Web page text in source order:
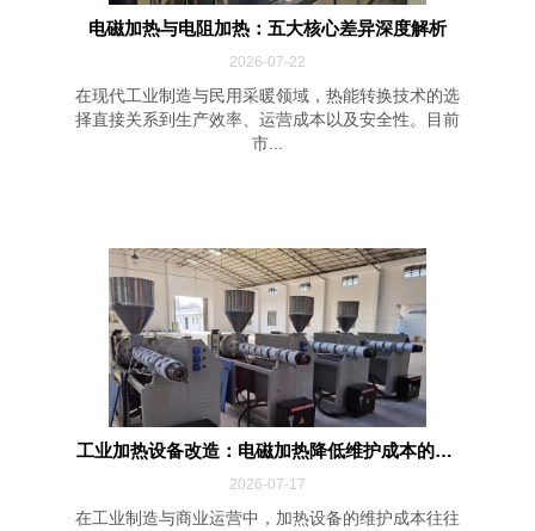
电磁加热与电阻加热：五大核心差异深度解析
2026-07-22
在现代工业制造与民用采暖领域，热能转换技术的选
择直接关系到生产效率、运营成本以及安全性。目前
市...
工业加热设备改造：电磁加热降低维护成本的四...
2026-07-17
在工业制造与商业运营中，加热设备的维护成本往往